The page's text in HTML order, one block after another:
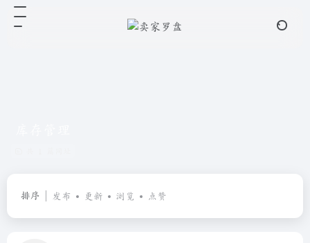
排序 发布 更新 浏览 点赞